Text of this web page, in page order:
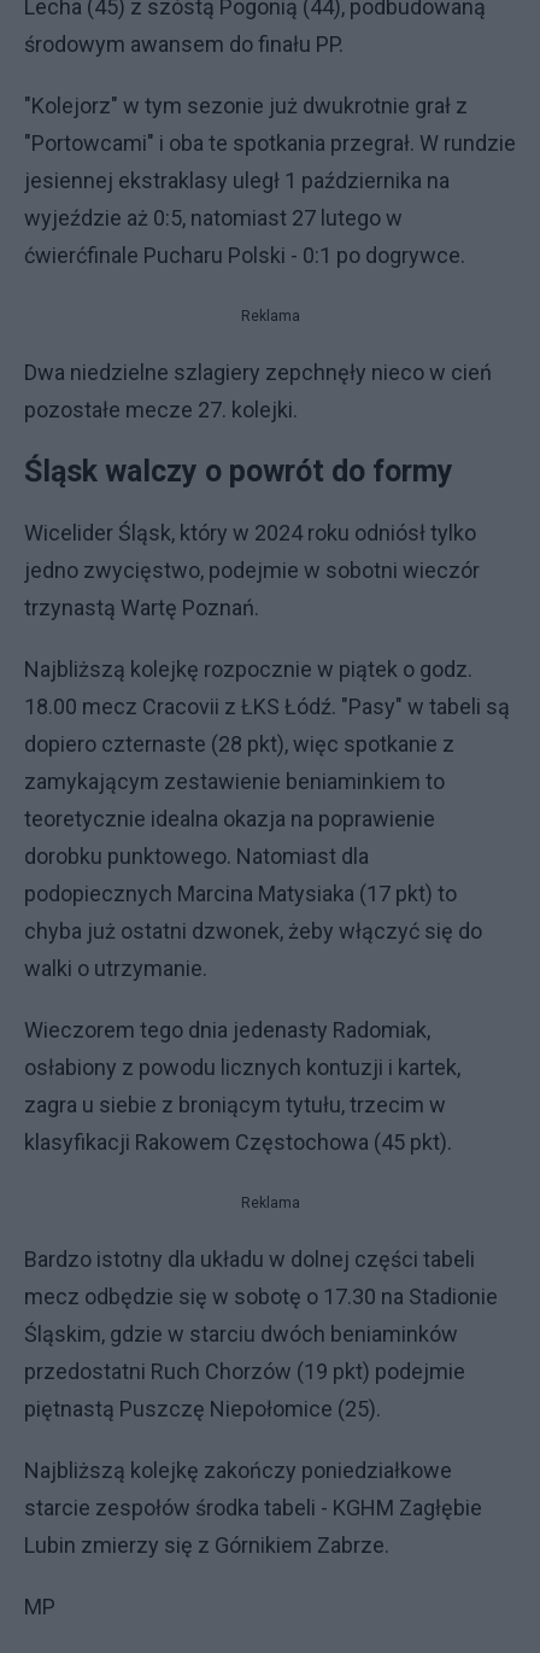
Lecha (45) z szóstą Pogonią (44), podbudowaną
środowym awansem do finału PP.
"Kolejorz" w tym sezonie już dwukrotnie grał z
"Portowcami" i oba te spotkania przegrał. W rundzie
jesiennej ekstraklasy uległ 1 października na
wyjeździe aż 0:5, natomiast 27 lutego w
ćwierćfinale Pucharu Polski - 0:1 po dogrywce.
Reklama
Dwa niedzielne szlagiery zepchnęły nieco w cień
pozostałe mecze 27. kolejki.
Śląsk walczy o powrót do formy
Wicelider Śląsk, który w 2024 roku odniósł tylko
jedno zwycięstwo, podejmie w sobotni wieczór
trzynastą Wartę Poznań.
Najbliższą kolejkę rozpocznie w piątek o godz.
18.00 mecz Cracovii z ŁKS Łódź. "Pasy" w tabeli są
dopiero czternaste (28 pkt), więc spotkanie z
zamykającym zestawienie beniaminkiem to
teoretycznie idealna okazja na poprawienie
dorobku punktowego. Natomiast dla
podopiecznych Marcina Matysiaka (17 pkt) to
chyba już ostatni dzwonek, żeby włączyć się do
walki o utrzymanie.
Wieczorem tego dnia jedenasty Radomiak,
osłabiony z powodu licznych kontuzji i kartek,
zagra u siebie z broniącym tytułu, trzecim w
klasyfikacji Rakowem Częstochowa (45 pkt).
Reklama
Bardzo istotny dla układu w dolnej części tabeli
mecz odbędzie się w sobotę o 17.30 na Stadionie
Śląskim, gdzie w starciu dwóch beniaminków
przedostatni Ruch Chorzów (19 pkt) podejmie
piętnastą Puszczę Niepołomice (25).
Najbliższą kolejkę zakończy poniedziałkowe
starcie zespołów środka tabeli - KGHM Zagłębie
Lubin zmierzy się z Górnikiem Zabrze.
MP